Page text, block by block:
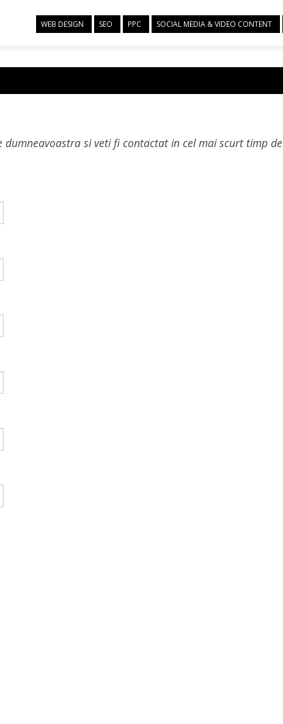
WEB DESIGN SEO PPC SOCIAL MEDIA & VIDEO CONTENT
si veti fi contactat in cel mai scurt timp de